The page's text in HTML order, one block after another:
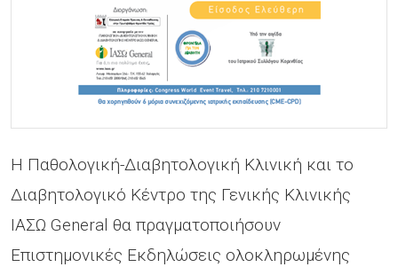
Η Παθολογική-Διαβητολογική Κλινική και το
Διαβητολογικό Κέντρο της Γενικής Κλινικής
ΙΑΣΩ General θα πραγματοποιήσουν
Επιστημονικές Εκδηλώσεις ολοκληρωμένης